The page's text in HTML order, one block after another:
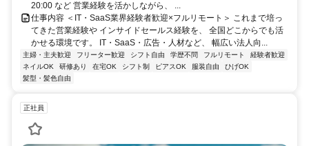
20:00 など 営業経験を活かしながら、 ...
仕事内容 ＜IT・SaaS業界経験者歓迎×フルリモート＞ これまで培っ
てきた営業経験や インサイドセールス経験を、 全国どこからでも活
かせる環境です。 IT・SaaS・広告・人材など、 幅広い法人向...
主婦・主夫歓迎 フリーター歓迎 シフト自由 学歴不問 フルリモート
経験者歓迎
ネイルOK
研修あり 在宅OK シフト制 ピアスOK 服装自由
ひげOK
髪型・髪色自由
正社員